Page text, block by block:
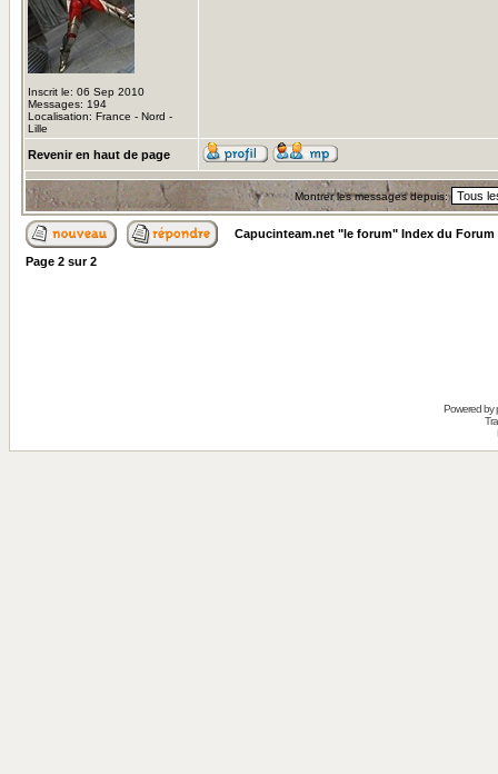
Inscrit le: 06 Sep 2010
Messages: 194
Localisation: France - Nord -
Lille
Revenir en haut de page
Montrer les messages depuis:
Capucinteam.net "le forum" Index du Forum
Page 2 sur2
Powered by